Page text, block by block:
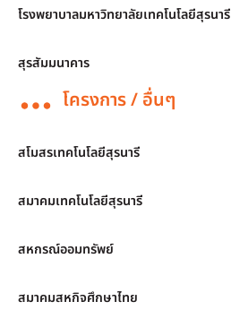
โรงพยาบาลมหาวิทยาลัยเทคโนโลยีสุรนารี
สุรสัมมนาคาร
โครงการ / อื่นๆ
สโมสรเทคโนโลยีสุรนารี
สมาคมเทคโนโลยีสุรนารี
สหกรณ์ออมทรัพย์
สมาคมสหกิจศึกษาไทย